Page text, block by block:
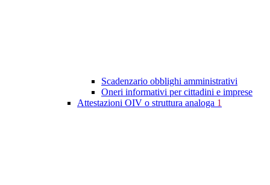
Scadenzario obblighi amministrativi
Oneri informativi per cittadini e imprese
Attestazioni OIV o struttura analoga 1